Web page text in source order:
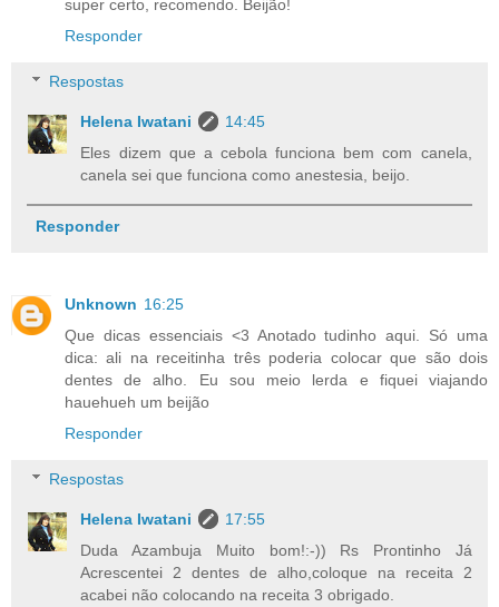
super certo, recomendo. Beijão!
Responder
Respostas
Helena Iwatani
14:45
Eles dizem que a cebola funciona bem com canela,
canela sei que funciona como anestesia, beijo.
Responder
Unknown 16:25
Que dicas essenciais <3 Anotado tudinho aqui. Só uma
dica: ali na receitinha três poderia colocar que são dois
dentes de alho. Eu sou meio lerda e fiquei viajando
hauehueh um beijão
Responder
Respostas
Helena Iwatani
17:55
Duda Azambuja Muito bom!:-)) Rs Prontinho Já
Acrescentei 2 dentes de alho,coloque na receita 2
acabei não colocando na receita 3 obrigado.